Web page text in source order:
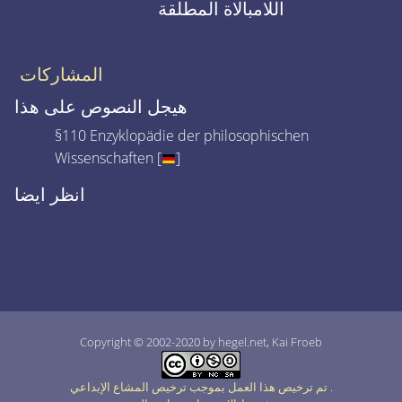
اللامبالاة المطلقة
المشاركات
هيجل النصوص على هذا
§110 Enzyklopädie der philosophischen
Wissenschaften [
]
انظر ايضا
Copyright © 2002-2020 by hegel.net, Kai Froeb
.